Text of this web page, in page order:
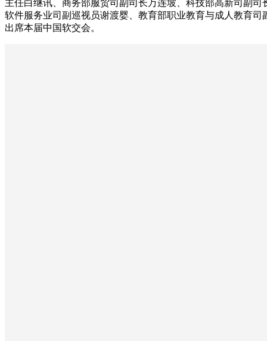
主任白继讯、商务部服贸司副司长万连坡、科技部高新司副司
软件服务业司副巡视员谢渡婴、教育部职业教育与成人教育司
出席本届中国软交会。